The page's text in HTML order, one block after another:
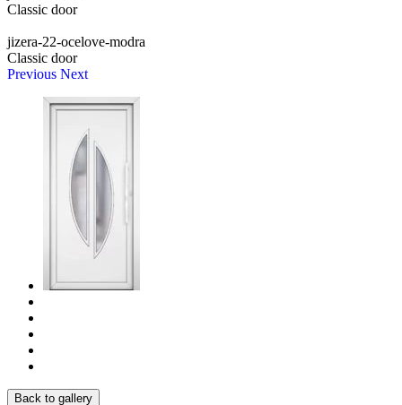
Classic door
jizera-22-ocelove-modra
Classic door
Previous Next
Back to gallery